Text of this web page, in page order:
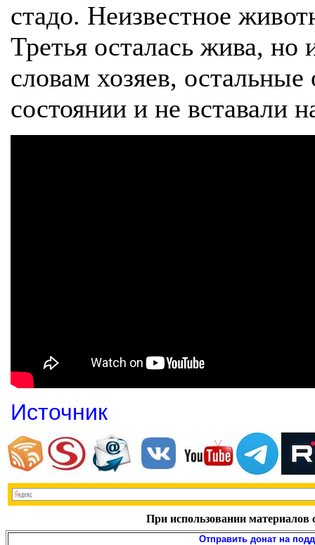
стадо. Неизвестное
Третья осталась жива,
словам хозяев,
состоянии и не вставали
Источник
При использовании материалов
Отправить донат на